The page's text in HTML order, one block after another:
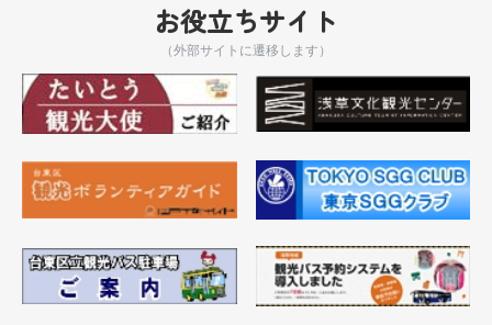
お役立ちサイト
（外部サイトに遷移します）